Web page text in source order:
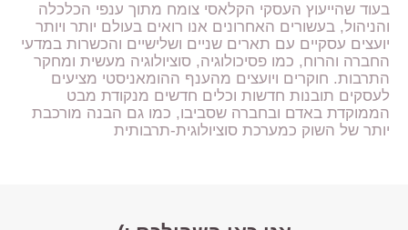
בעוד שהייעוץ העסקי הקלאסי צומח מתוך ענפי הכלכלה
והניהול, בעשורים האחרונים אנו רואים בעולם יותר ויותר
יועצים עסקיים עם תארים שניים ושלישיים והכשרות במדעי
החברה והרוח, כמו פסיכולוגיה, סוציולוגיה מעשית ומחקר
התרבות. חוקרים ויועצים מהענף ההומאניסטי מציעים
לעסקים תובנות חדשות וכלים חדשים מנקודת מבט
הממוקדת באדם ובחברה שסביבו, כמו גם הבנה מורכבת
יותר של השוק כמערכת סוציולוגית-תרבותית